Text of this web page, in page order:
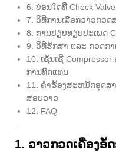
6. ບ່ອນໃດທີ່ Check
7. ວິທີການເລືອກວາວກວດ
8. ການປຽບທຽບປະເພດ
9. ວິທີຮັກສາ ແລະ ກວດກາ
10. ເຊັນເຊີ
ການທົດແທນ
11. ຄໍາຮ້ອງສະຫມັກອຸດສ
ສອບວາວ
12. FAQ
1. ວາວກວດເຄື່ອງອັ